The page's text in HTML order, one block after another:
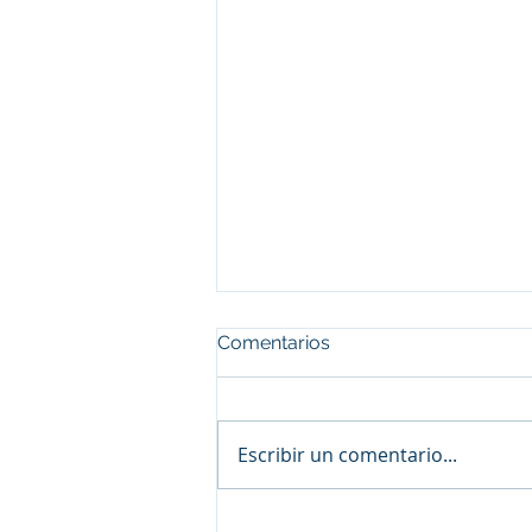
Comentarios
Escribir un comentario...